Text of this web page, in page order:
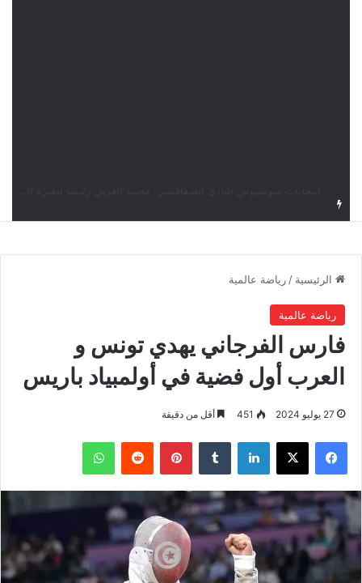
الرئيسية / رياضة عالمية
رياضة عالمية
فارس الفرجاني يهدي تونس و
العرب أول فضية في أولمبياد باريس
27 يوليو 2024 451 أقل من دقيقة
فيسبوك ‫X لينكدإن بينتيريست واتساب